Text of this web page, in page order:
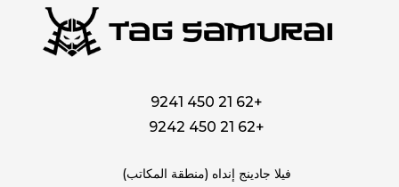
+62 21 450 9241
+62 21 450 9242
فيلا جادينج إنداه (منطقة المكاتب)